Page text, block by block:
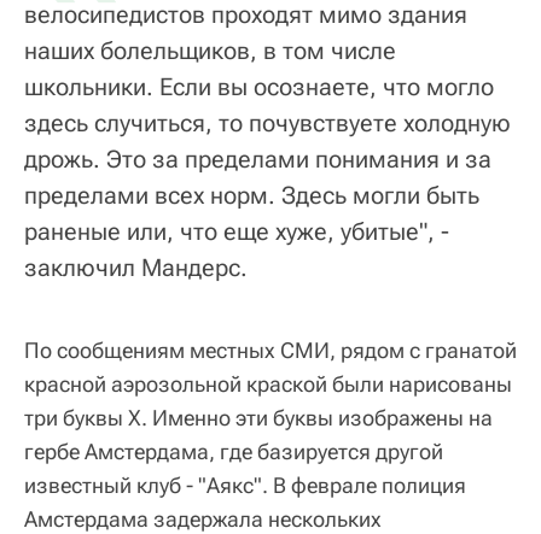
велосипедистов проходят мимо здания
наших болельщиков, в том числе
школьники. Если вы осознаете, что могло
здесь случиться, то почувствуете холодную
дрожь. Это за пределами понимания и за
пределами всех норм. Здесь могли быть
раненые или, что еще хуже, убитые", -
заключил Мандерс.
По сообщениям местных СМИ, рядом с гранатой
красной аэрозольной краской были нарисованы
три буквы Х. Именно эти буквы изображены на
гербе Амстердама, где базируется другой
известный клуб - "Аякс". В феврале полиция
Амстердама задержала нескольких